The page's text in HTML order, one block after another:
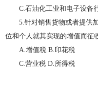
C.石油化工业和电子设备
5.针对销售货物或者提供
位和个人就其实现的增值而征
A.增值税 B.印花税
C.营业税 D.所得税